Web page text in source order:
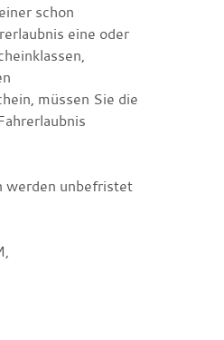
schon
eine oder
müssen Sie die
werden unbefristet